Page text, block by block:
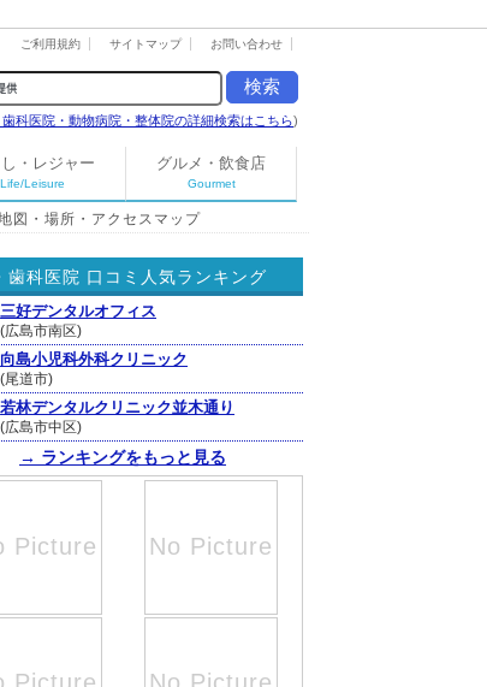
科医院・動物病院・整体院の詳細検索はこちら)
ご利用規約 サイトマップ お問い合わせ
・レジャー
Life/Leisure
グルメ・飲食店
Gourmet
図・場所・アクセスマップ
歯科医院 口コミ人気ランキング
三好デンタルオフィス
(広島市南区)
向島小児科外科クリニック
(尾道市)
若林デンタルクリニック並木通り
(広島市中区)
→ ランキングをもっと見る